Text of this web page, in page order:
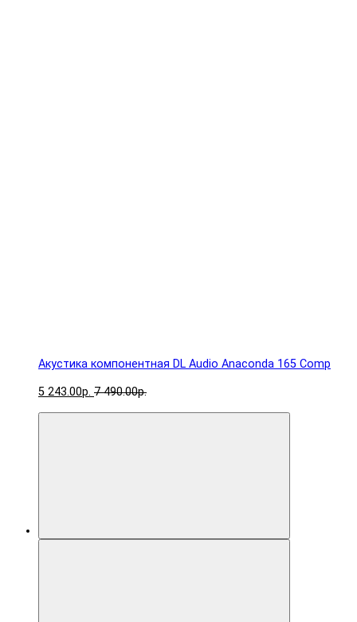
Акустика компонентная DL Audio Anaconda 165 Comp
5 243.00р. 7 490.00р.